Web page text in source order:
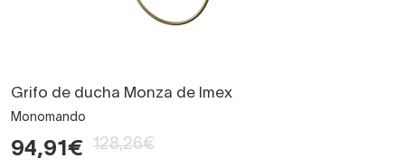
Grifo de ducha Monza de Imex
Monomando
94,91€ 128,26€